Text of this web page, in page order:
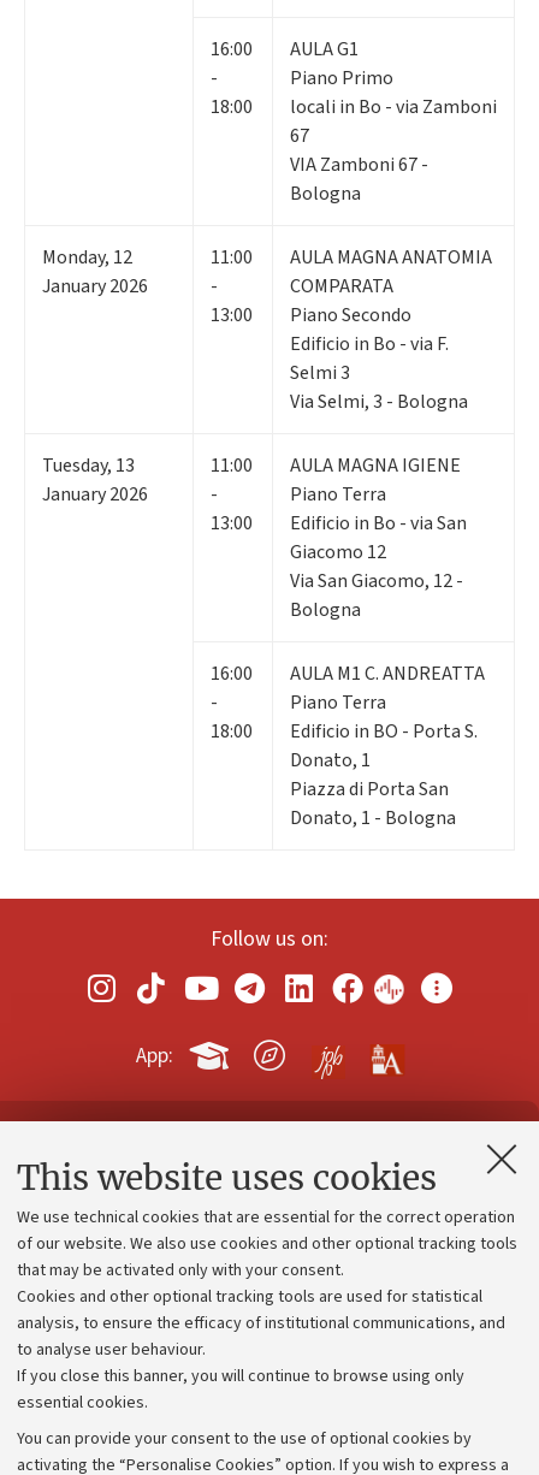
This website uses cookies
We use technical cookies that are essential for the correct operation
of our website. We also use cookies and other optional tracking tools
that may be activated only with your consent.
Cookies and other optional tracking tools are used for statistical
analysis, to ensure the efficacy of institutional communications, and
to analyse user behaviour.
If you close this banner, you will continue to browse using only
essential cookies.
You can provide your consent to the use of optional cookies by
activating the “Personalise Cookies” option. If you wish to express a
16:00
-
18:00
AULA G1
Piano Primo
locali in Bo - via Zamboni
67
VIA Zamboni 67 -
Bologna
Monday, 12
January 2026
11:00
-
13:00
AULA MAGNA ANATOMIA
COMPARATA
Piano Secondo
Edificio in Bo - via F.
Selmi 3
Via Selmi, 3 - Bologna
Tuesday, 13
January 2026
11:00
-
13:00
AULA MAGNA IGIENE
Piano Terra
Edificio in Bo - via San
Giacomo 12
Via San Giacomo, 12 -
Bologna
16:00
-
18:00
AULA M1 C. ANDREATTA
Piano Terra
Edificio in BO - Porta S.
Donato, 1
Piazza di Porta San
Donato, 1 - Bologna
Follow us on:
App:
Contacts and certified e-mail (PEC)
Administrative divisions
Work with us
Alumni community
Strategic plan
University budgets
Calls and competitions